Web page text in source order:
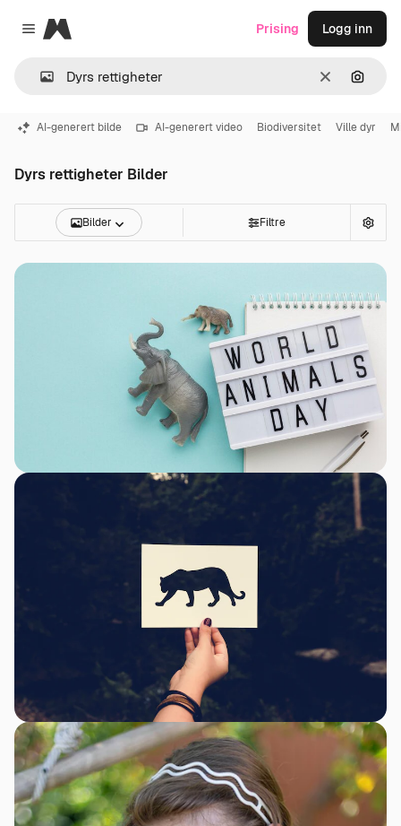
Close menu
Magnific
Slett Søk
Prising Logg inn
AI-generert bilde AI-generert video Biodiversitet Ville dyr
Dyrs rettigheter Bilder
Bilder Filtre